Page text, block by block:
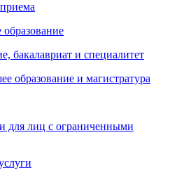
бакалавриат и специалитет
образование и магистратура
для лиц с ограниченными